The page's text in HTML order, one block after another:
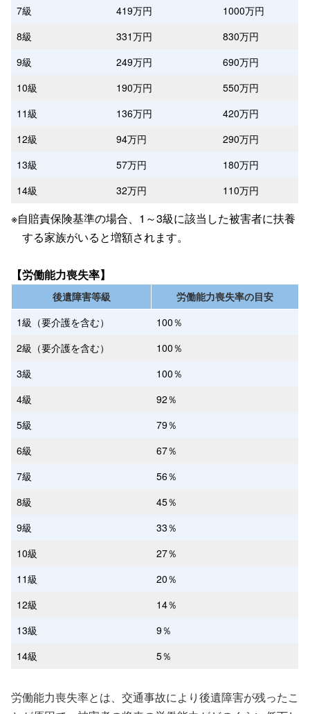
7級
419万円
1000万円
8級
331万円
830万円
9級
249万円
690万円
10級
190万円
550万円
11級
136万円
420万円
12級
94万円
290万円
13級
57万円
180万円
14級
32万円 110万円
※自賠責保険基準の場合、1～3級に該当した被害者に扶養
する家族がいると増額されます。
【労働能力喪失率】
後遺障害等級
労働能力喪失率の目安
1級（要介護を含む）
100％
2級（要介護を含む）
100％
3級
100％
4級
92％
5級
79％
6級
67％
7級
56％
8級
45％
9級
33％
10級
27％
11級
20％
12級
14％
13級
9％
14級
5％
労働能力喪失率とは、交通事故により後遺障害が残ったこ